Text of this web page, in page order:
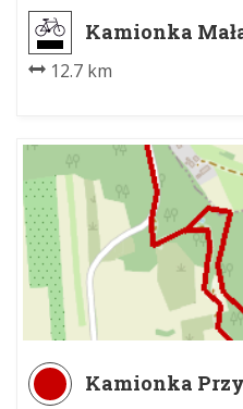
Kamionka
12.7 km
Kamionka